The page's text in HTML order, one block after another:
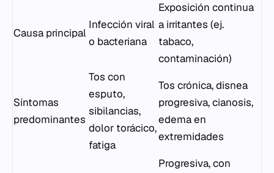
Causa principal
Infección viral
o bacteriana
Exposición continua
a irritantes (ej.
tabaco,
contaminación)
Síntomas
predominantes
Tos con
esputo,
sibilancias,
dolor torácico,
fatiga
Tos crónica, disnea
progresiva, cianosis,
edema en
extremidades
Progresiva, con